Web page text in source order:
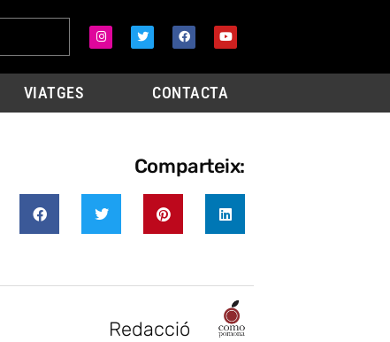
VIATGES CONTACTA
Comparteix:
Redacció